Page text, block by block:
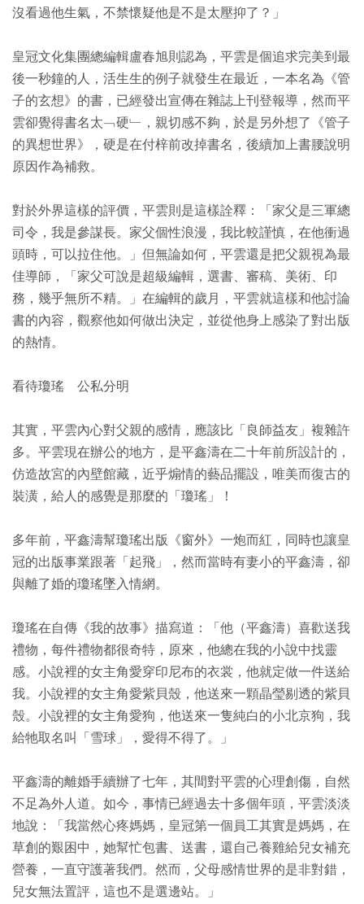
沒看過他生氣，不禁懷疑他是不是太壓抑了？」
皇冠文化集團總編輯盧春旭則認為，平雲是個追求完美到最
後一秒鐘的人，活生生的例子就發生在最近，一本名為《管
子的玄想》的書，已經發出宣傳在雜誌上刊登報導，然而平
雲卻覺得書名太﹁硬﹂，親切感不夠，於是另外想了《管子
的異想世界》，硬是在付梓前改掉書名，後續加上書腰說明
原因作為補救。
對於外界這樣的評價，平雲則是這樣詮釋：「家父是三軍總
司令，我是參謀長。家父個性浪漫，我比較謹慎，在他衝過
頭時，可以拉住他。」但無論如何，平雲還是把父親視為最
佳導師，「家父可說是超級編輯，選書、審稿、美術、印
務，幾乎無所不精。」在編輯的歲月，平雲就這樣和他討論
書的內容，觀察他如何做出決定，並從他身上感染了對出版
的熱情。
看待瓊瑤 公私分明
其實，平雲內心對父親的感情，應該比「良師益友」複雜許
多。平雲現在辦公的地方，是平鑫濤在二十年前所設計的，
仿造故宮的內壁館藏，近乎煽情的藝品擺設，唯美而復古的
裝潢，給人的感覺是那麼的「瓊瑤」！
多年前，平鑫濤幫瓊瑤出版《窗外》一炮而紅，同時也讓皇
冠的出版事業跟著「起飛」，然而當時有妻小的平鑫濤，卻
與離了婚的瓊瑤墜入情網。
瓊瑤在自傳《我的故事》描寫道：「他（平鑫濤）喜歡送我
禮物，每件禮物都很奇特，原來，他總在我的小說中找靈
感。小說裡的女主角愛穿印尼布的衣裳，他就定做一件送給
我。小說裡的女主角愛紫貝殼，他送來一顆晶瑩剔透的紫貝
殼。小說裡的女主角愛狗，他送來一隻純白的小北京狗，我
給牠取名叫「雪球」，愛得不得了。」
平鑫濤的離婚手續辦了七年，其間對平雲的心理創傷，自然
不足為外人道。如今，事情已經過去十多個年頭，平雲淡淡
地說：「我當然心疼媽媽，皇冠第一個員工其實是媽媽，在
草創的艱困中，她幫忙包書、送書，還自己養雞給兒女補充
營養，一直守護著我們。然而，父母感情世界的是非對錯，
兒女無法置評，這也不是選邊站。」